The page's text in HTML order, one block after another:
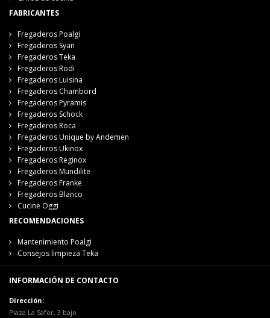
FABRICANTES
Fregaderos Poalgi
Fregaderos Syan
Fregaderos Teka
Fregaderos Rodi
Fregaderos Luisina
Fregaderos Chambord
Fregaderos Pyramis
Fregaderos Schock
Fregaderos Roca
Fregaderos Unique by Andemen
Fregaderos Ukinox
Fregaderos Reginox
Fregaderos Mundilite
Fregaderos Franke
Fregaderos Blanco
Cucine Oggi
RECOMENDACIONES
Mantenimiento Poalgi
Consejos limpieza Teka
INFORMACIÓN DE CONTACTO
Dirección:
Plaza La Safor, 3 bajo